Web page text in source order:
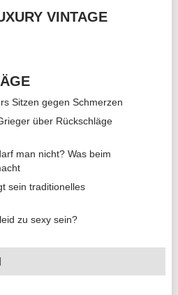
VINTAGE
Sitzen gegen Schmerzen
über Rückschläge
man nicht? Was beim
sein traditionelles
zu sexy sein?